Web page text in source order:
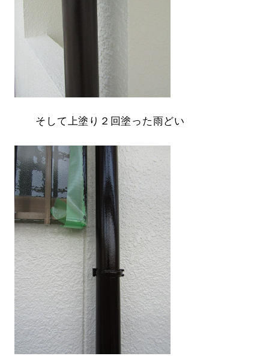
そして上塗り２回塗った雨どい